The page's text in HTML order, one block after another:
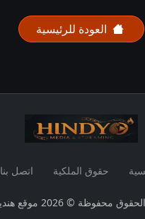
العودة للرئيسية
حقوق الملكية اتصل بنا
محفوظة © 2026 موقع هنديو